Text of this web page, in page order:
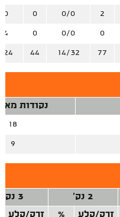
2
0/0
0
0
0
0/0
0
4
77
14/32
44
24
נקודות
18
9
2 נק'
3 נק'